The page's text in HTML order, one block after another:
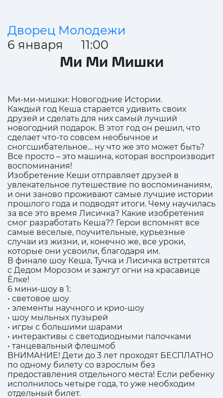
Дворец Молодежи
6 января 11:00
Ми Ми Мишки
Ми-ми-мишки: Новогодние Истории.
Каждый год Кеша старается удивить своих
друзей и сделать для них самый лучший
новогодний подарок. В этот год он решил, что
сделает что-то совсем необычное и
сногсшибательное… ну что же это может быть?
Все просто – это машина, которая воспроизводит
воспоминания!
Изобретение Кеши отправляет друзей в
увлекательное путешествие по воспоминаниям,
и они заново проживают самые лучшие истории
прошлого года и подводят итоги. Чему научилась
за все это время Лисичка? Какие изобретения
смог разработать Кеша?? Герои вспомнят все
самые веселые, поучительные, курьезные
случаи из жизни, и, конечно же, все уроки,
которые они усвоили, благодаря им.
В финале шоу Кеша, Тучка и Лисичка встретятся
с Дедом Морозом и зажгут огни на красавице
Ёлке!
6 мини-шоу в 1:
• световое шоу
• элементы научного и крио-шоу
• шоу мыльных пузырей
• игры с большими шарами
• интерактивы с светодиодными палочками
• танцевальный флешмоб
ВНИМАНИЕ! Дети до 3 лет проходят БЕСПЛАТНО
по одному билету со взрослым без
предоставления отдельного места! Если ребенку
исполнилось четыре года, то уже необходим
отдельный билет.